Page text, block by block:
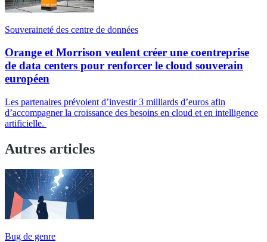
Souveraineté des centre de données
Orange et Morrison veulent créer une coentreprise
de data centers pour renforcer le cloud souverain
européen
Les partenaires prévoient d’investir 3 milliards d’euros afin
d’accompagner la croissance des besoins en cloud et en intelligence
artificielle.
Autres articles
Bug de genre